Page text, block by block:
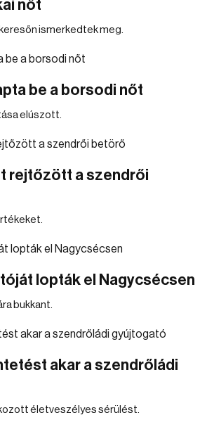
nőt
ismerkedtek meg.
be a borsodi nőt
elúszott.
rejtőzött a szendrői
lopták el Nagycsécsen
bukkant.
akar a szendrőládi
életveszélyes sérülést.